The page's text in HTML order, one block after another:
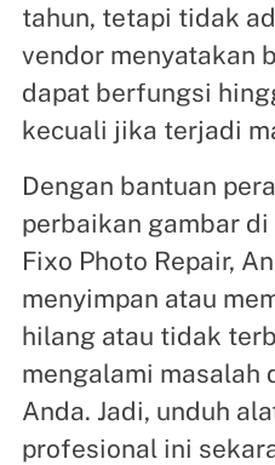
tahun, tetapi tidak
vendor menyatakan
dapat berfungsi
kecuali jika terjadi
Dengan bantuan
perbaikan gambar di
Fixo Photo Repair,
menyimpan atau
hilang atau tidak
mengalami masalah
Anda. Jadi, unduh
profesional ini